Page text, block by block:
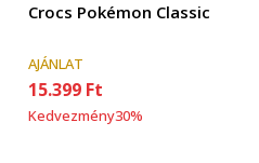
Crocs Pokémon Classic
AJÁNLAT
15.399 Ft
Kedvezmény30%